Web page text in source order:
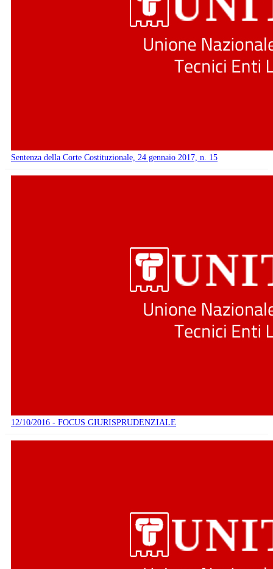
Sentenza della Corte Costituzionale, 24 gennaio 2017, n. 15
12/10/2016 - FOCUS GIURISPRUDENZIALE